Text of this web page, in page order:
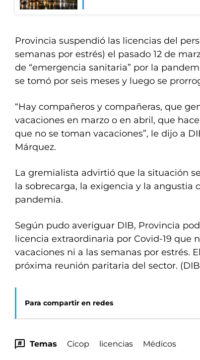
Provincia suspendió las licencias del
semanas por estrés) el pasado 12 de
de “emergencia sanitaria” por la
se tomó por seis meses y luego se
“Hay compañeros y compañeras, que
vacaciones en marzo o en abril, que
que no se toman vacaciones”, le dijo a
Márquez.
La gremialista advirtió que la situación
la sobrecarga, la exigencia y la angustia
pandemia.
Según pudo averiguar DIB, Provincia
licencia extraordinaria por Covid-19 que
vacaciones ni a las semanas por estrés.
próxima reunión paritaria del sector.
Para compartir en redes
Temas Cicop licencias Médicos